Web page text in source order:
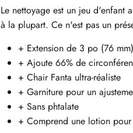
Le nettoyage est un jeu d'enfant
à la plupart. Ce n'est pas un
+ Extension de 3 po (76 mm)
+ Ajoute 66% de
+ Chair Fanta ultra-réaliste
+ Garniture pour un
+ Sans phtalate
+ Comprend une lotion pour